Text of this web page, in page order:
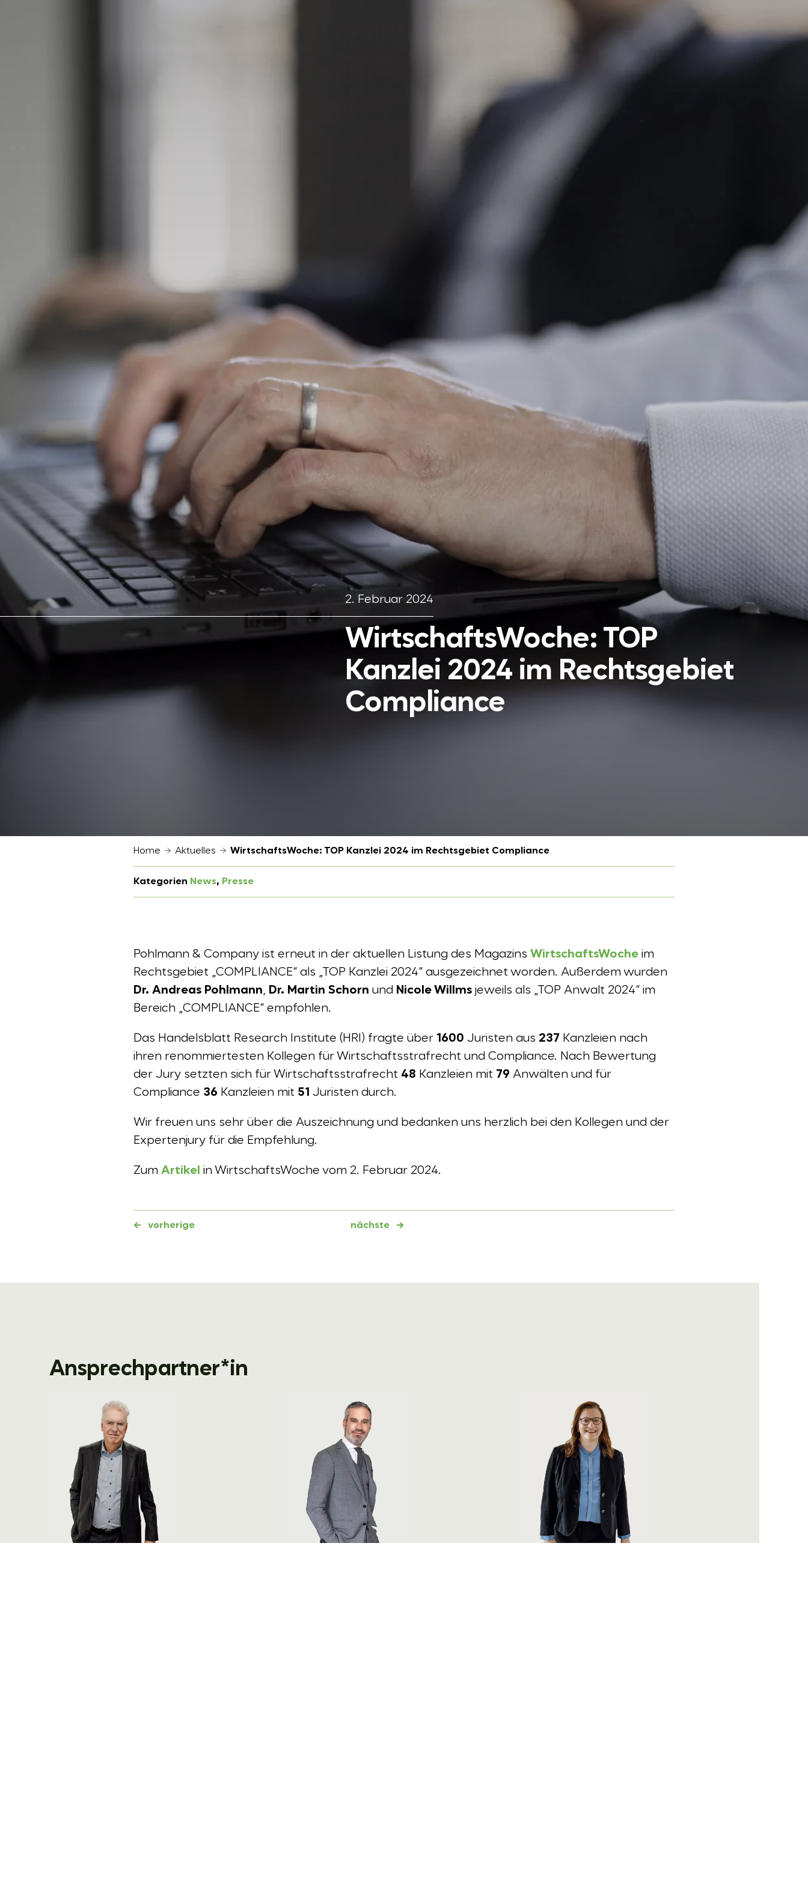
2. Februar 2024
WirtschaftsWoche: TOP
Kanzlei 2024 im Rechtsgebiet
Compliance
Home Aktuelles WirtschaftsWoche: TOP Kanzlei 2024 im Rechtsgebiet Compliance
Kategorien News, Presse
Pohlmann & Company ist erneut in der aktuellen Listung des Magazins WirtschaftsWoche im
Rechtsgebiet „COMPLIANCE“ als „TOP Kanzlei 2024“ ausgezeichnet worden. Außerdem wurden
Dr. Andreas Pohlmann, Dr. Martin Schorn und Nicole Willms jeweils als „TOP Anwalt 2024“ im
Bereich „COMPLIANCE“ empfohlen.
Das Handelsblatt Research Institute (HRI) fragte über 1600 Juristen aus 237 Kanzleien nach
ihren renommiertesten Kollegen für Wirtschaftsstrafrecht und Compliance. Nach Bewertung
der Jury setzten sich für Wirtschaftsstrafrecht 48 Kanzleien mit 79 Anwälten und für
Compliance 36 Kanzleien mit 51 Juristen durch.
Wir freuen uns sehr über die Auszeichnung und bedanken uns herzlich bei den Kollegen und der
Expertenjury für die Empfehlung.
Zum Artikel in WirtschaftsWoche vom 2. Februar 2024.
← vorherige nächste →
Ansprechpartner*in